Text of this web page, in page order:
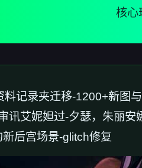
核心
记录夹迁移-1200+新图
讯艾妮妲过-夕瑟，朱丽
后宫场景-glitch修复